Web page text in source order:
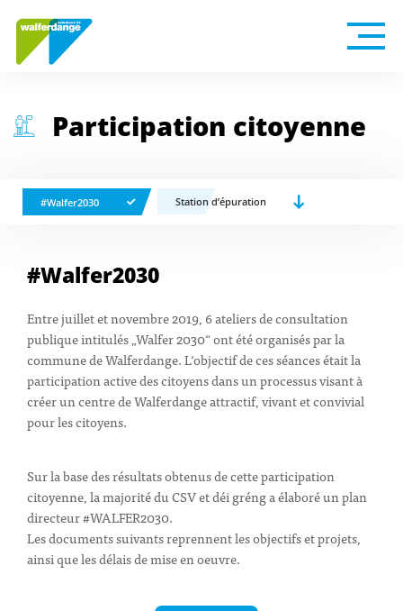
Participation citoyenne
#Walfer2030 Station d’épuration
#Walfer2030
Entre juillet et novembre 2019, 6 ateliers de consultation
publique intitulés „Walfer 2030“ ont été organisés par la
commune de Walferdange. L‘objectif de ces séances était la
participation active des citoyens dans un processus visant à
créer un centre de Walferdange attractif, vivant et convivial
pour les citoyens.
Sur la base des résultats obtenus de cette participation
citoyenne, la majorité du CSV et déi gréng a élaboré un plan
directeur #WALFER2030.
Les documents suivants reprennent les objectifs et projets,
ainsi que les délais de mise en oeuvre.